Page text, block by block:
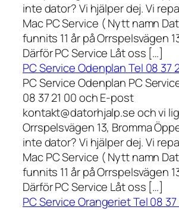
inte dator? Vi hjälper dej. Vi
Mac PC Service ( Nytt namn
funnits 11 år på Orrspelsvägen
Därför PC Service Låt oss […]
PC Service Odenplan Tel 08 37
PC Service Odenplan PC
08 37 21 00 och E-post
kontakt@datorhjalp.se och vi
Orrspelsvägen 13, Bromma
inte dator? Vi hjälper dej. Vi
Mac PC Service ( Nytt namn
funnits 11 år på Orrspelsvägen
Därför PC Service Låt oss […]
PC Service Orangeriet Tel 08 37